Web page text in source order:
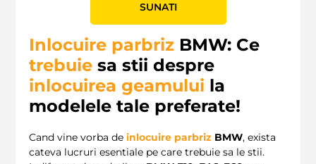
SUNATI
Inlocuire parbriz BMW: Ce
trebuie sa stii despre
inlocuirea geamului la
modelele tale preferate!
Cand vine vorba de inlocuire parbriz BMW, exista
cateva lucruri esentiale pe care trebuie sa le stii.